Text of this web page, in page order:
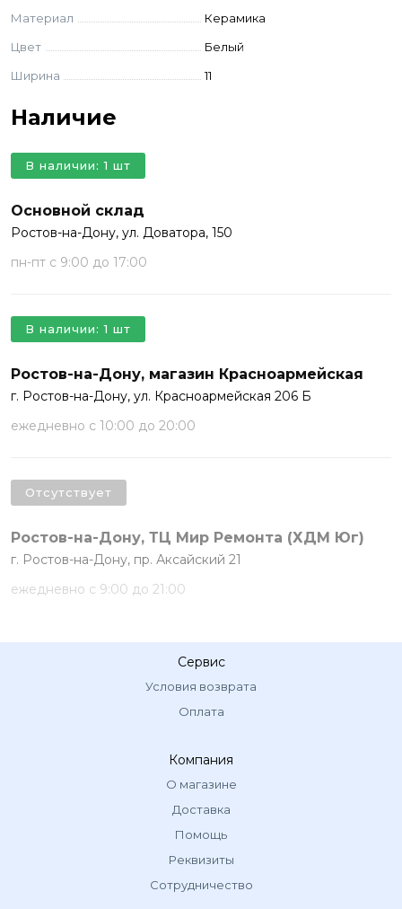
Материал
Керамика
Цвет
Белый
Ширина
11
Наличие
Основной склад
Ростов-на-Дону, ул. Доватора, 150
пн-пт с 9:00 до 17:00
В наличии: 1 шт
Ростов-на-Дону, магазин Красноармейская
г. Ростов-на-Дону, ул. Красноармейская 206 Б
ежедневно с 10:00 до 20:00
В наличии: 1 шт
Ростов-на-Дону, ТЦ Мир Ремонта (ХДМ Юг)
г. Ростов-на-Дону, пр. Аксайский 21
ежедневно с 9:00 до 21:00
Отсутствует
Сервис
Условия возврата
Оплата
Компания
О магазине
Доставка
Помощь
Реквизиты
Сотрудничество